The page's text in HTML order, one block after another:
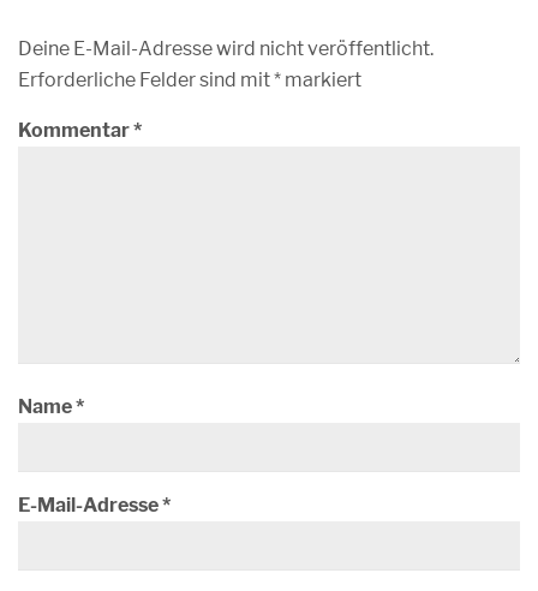
Deine E-Mail-Adresse wird nicht veröffentlicht.
Erforderliche Felder sind mit* markiert
Kommentar*
Name*
E-Mail-Adresse*